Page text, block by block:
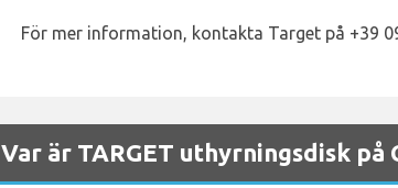
För mer information, kontakta Target på +39
Var är TARGET uthyrningsdisk på